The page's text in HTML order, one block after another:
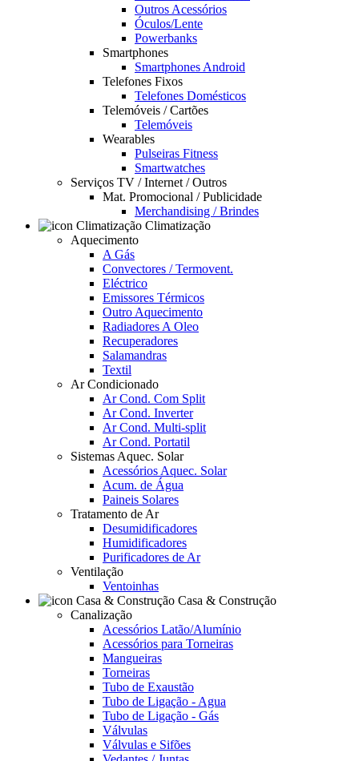
Outros Acessórios
Óculos/Lente
Powerbanks
Smartphones
Smartphones Android
Telefones Fixos
Telefones Domésticos
Telemóveis / Cartões
Telemóveis
Wearables
Pulseiras Fitness
Smartwatches
Serviços TV / Internet / Outros
Mat. Promocional / Publicidade
Merchandising / Brindes
Climatização
Aquecimento
A Gás
Convectores / Termovent.
Eléctrico
Emissores Térmicos
Outro Aquecimento
Radiadores A Oleo
Recuperadores
Salamandras
Textil
Ar Condicionado
Ar Cond. Com Split
Ar Cond. Inverter
Ar Cond. Multi-split
Ar Cond. Portatil
Sistemas Aquec. Solar
Acessórios Aquec. Solar
Acum. de Água
Paineis Solares
Tratamento de Ar
Desumidificadores
Humidificadores
Purificadores de Ar
Ventilação
Ventoinhas
Casa & Construção
Canalização
Acessórios Latão/Alumínio
Acessórios para Torneiras
Mangueiras
Torneiras
Tubo de Exaustão
Tubo de Ligação - Agua
Tubo de Ligação - Gás
Válvulas
Válvulas e Sifões